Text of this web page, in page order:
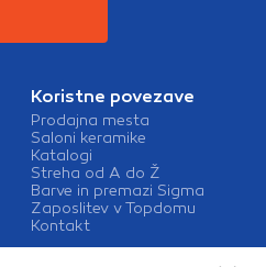
Koristne povezave
Prodajna mesta
Saloni keramike
Katalogi
Streha od A do Ž
Barve in premazi Sigma
Zaposlitev v Topdomu
Kontakt